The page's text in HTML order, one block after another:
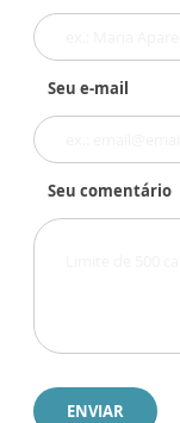
Seu e-mail
Seu comentário
ENVIAR